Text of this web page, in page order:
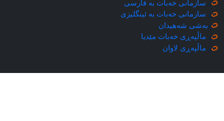
سازمانی خه‌بات به فارسی
سازمانی خه‌بات به ئینگلیزی
به‌شی شه‌هیدان
ماڵپه‌ڕی خه‌بات مێدیا
ماڵپه‌ڕی لاوان